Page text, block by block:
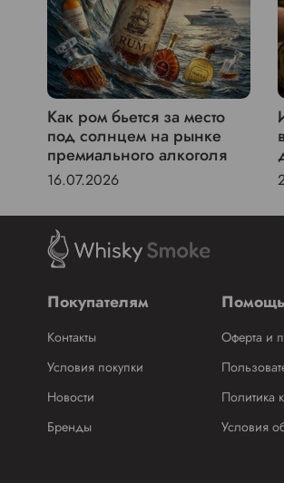
Как ром бьется за место
под солнцем на рынке
премиального алкоголя
16.07.2026
Покупателям
Контакты
Условия покупки
Новости
Бренды
Оферта и
Политика
Условия